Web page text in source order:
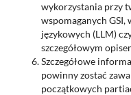
wykorzystania przy
wspomaganych
językowych (LLM)
szczegółowym
Szczegółowe
powinny zostać
początkowych